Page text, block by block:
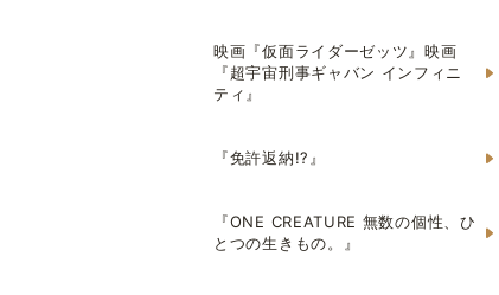
映画『仮面ライダーゼッツ』映画
『超宇宙刑事ギャバン インフィニ
ティ』
『免許返納!?』
『ONE CREATURE 無数の個性、ひ
とつの生きもの。』